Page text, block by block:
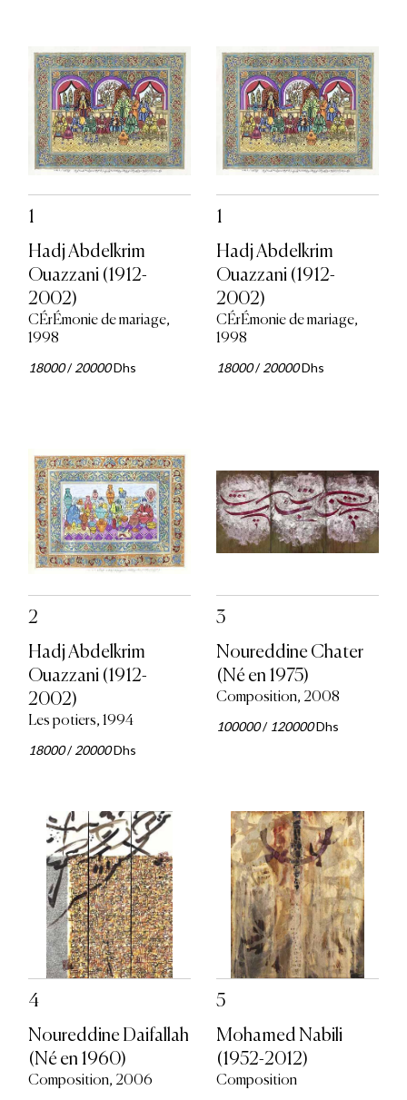
1
Hadj Abdelkrim
Ouazzani (1912-
2002)
CÉrÉmonie de mariage,
1998
18000/20000Dhs
1
Hadj Abdelkrim
Ouazzani (1912-
2002)
CÉrÉmonie de mariage,
1998
18000/20000Dhs
2
Hadj Abdelkrim
Ouazzani (1912-
2002)
Les potiers, 1994
18000/20000Dhs
3
Noureddine Chater
(Né en 1975)
Composition, 2008
100000/ 120000Dhs
4
Noureddine Daifallah
(Né en 1960)
Composition, 2006
5
Mohamed Nabili
(1952-2012)
Composition